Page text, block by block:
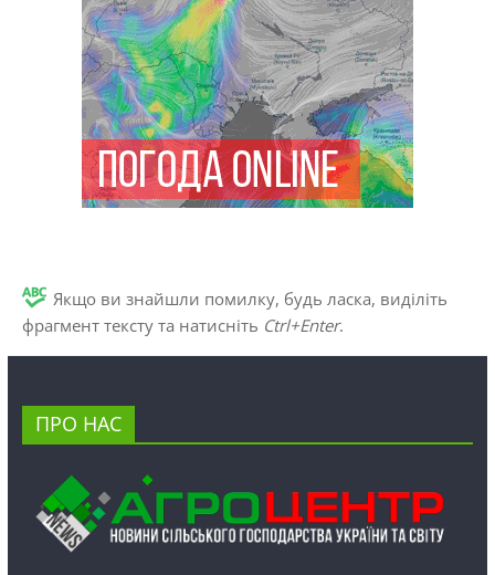
Якщо ви знайшли помилку, будь ласка, виділіть
фрагмент тексту та натисніть Ctrl+Enter.
ПРО НАС